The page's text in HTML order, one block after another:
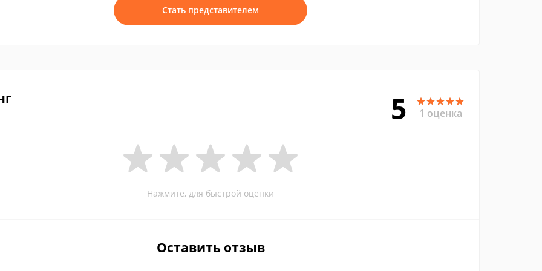
Стать представителем
5 1 оценка
Нажмите, для быстрой оценки
Оставить отзыв